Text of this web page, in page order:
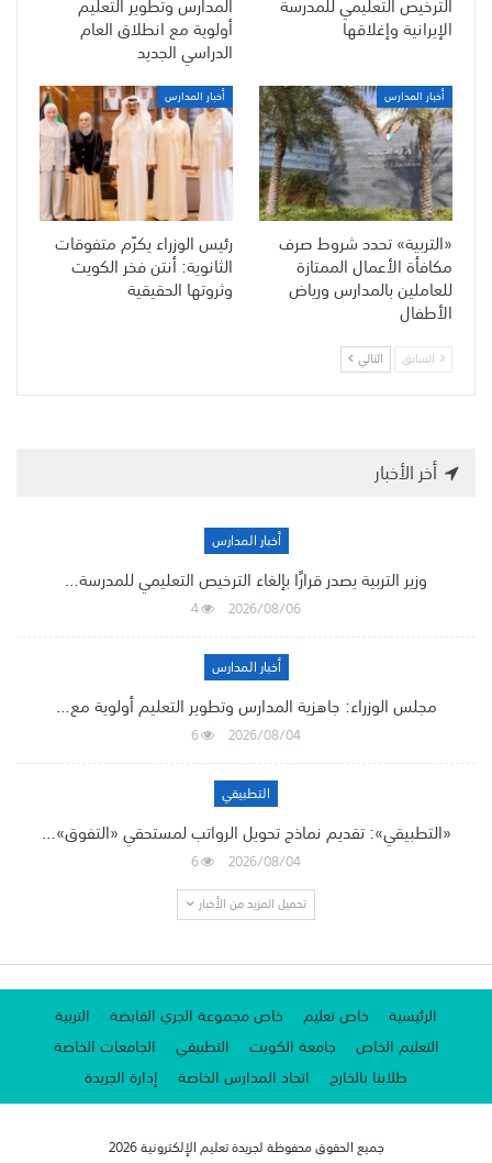
الإيرانية وإغلاقها أولوية مع انطلاق العام
الدراسي الجديد
أخبار المدارس
«التربية» تحدد شروط صرف
مكافأة الأعمال الممتازة
للعاملين بالمدارس ورياض
الأطفال
أخبار المدارس
رئيس الوزراء يكرّم متفوقات
الثانوية: أنتن فخر الكويت
وثروتها الحقيقية
السابق التالي
أخر الأخبار
أخبار المدارس
وزير التربية يصدر قرارًا بإلغاء الترخيص التعليمي للمدرسة…
2026/08/06
4
أخبار المدارس
مجلس الوزراء: جاهزية المدارس وتطوير التعليم أولوية مع…
2026/08/04
6
التطبيقي
«التطبيقي»: تقديم نماذج تحويل الرواتب لمستحقي «التفوق»…
2026/08/04
6
تحميل المزيد من الأخبار
الرئيسية خاص تعليم خاص مجموعة الجري القابضة
التربية
التعليم الخاص
جامعة الكويت التطبيقي
الجامعات الخاصة
طلابنا بالخارج
اتحاد المدارس الخاصة إدارة الجريدة
جميع الحقوق محفوظة لجريدة تعليم الإلكترونية 2026